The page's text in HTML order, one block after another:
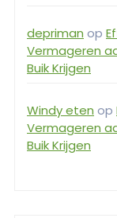
depriman op
Vermageren
Buik Krijgen
Windy eten op
Vermageren
Buik Krijgen